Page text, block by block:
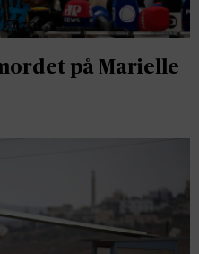
på Marielle